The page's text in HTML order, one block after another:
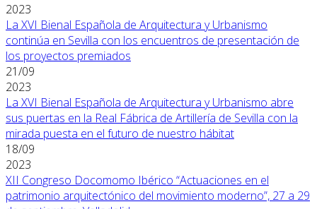
2023
La XVI Bienal Española de Arquitectura y Urbanismo
continúa en Sevilla con los encuentros de presentación de
los proyectos premiados
21/09
2023
La XVI Bienal Española de Arquitectura y Urbanismo abre
sus puertas en la Real Fábrica de Artillería de Sevilla con la
mirada puesta en el futuro de nuestro hábitat
18/09
2023
XII Congreso Docomomo Ibérico “Actuaciones en el
patrimonio arquitectónico del movimiento moderno”, 27 a 29